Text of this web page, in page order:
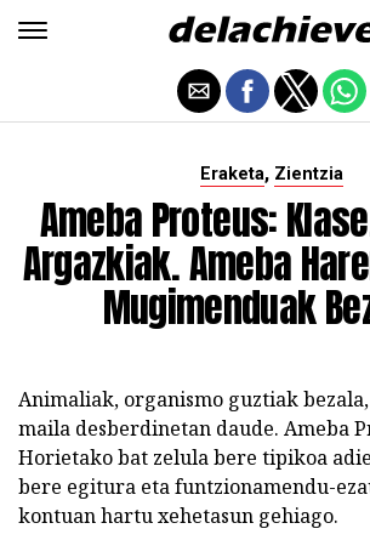
Eraketa, Zientzia
Ameba Proteus:
Argazkiak. Ameba
Mugimenduak
Animaliak, organismo guztiak
maila desberdinetan daude. Ameba
Horietako bat zelula bere tipikoa
bere egitura eta funtzionamendu-
kontuan hartu xehetasun gehiago.